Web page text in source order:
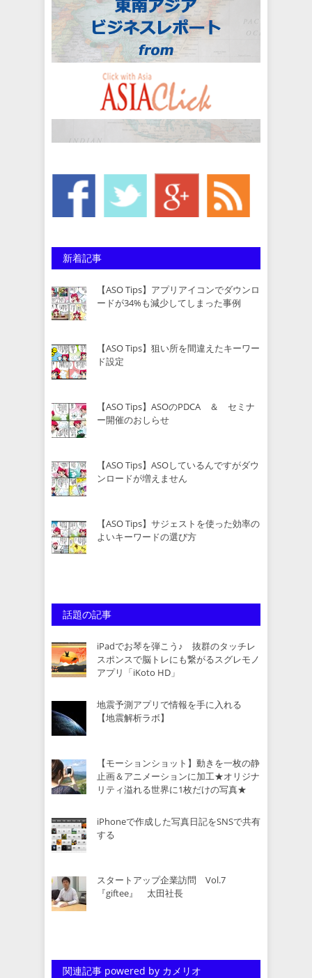
新着記事
【ASO Tips】アプリアイコンでダウンロ
ードが34%も減少してしまった事例
【ASO Tips】狙い所を間違えたキーワー
ド設定
【ASO Tips】ASOのPDCA ＆ セミナ
ー開催のおしらせ
【ASO Tips】ASOしているんですがダウ
ンロードが増えません
【ASO Tips】サジェストを使った効率の
よいキーワードの選び方
話題の記事
iPadでお琴を弾こう♪ 抜群のタッチレ
スポンスで脳トレにも繋がるスグレモノ
アプリ「iKoto HD」
地震予測アプリで情報を手に入れる
【地震解析ラボ】
【モーションショット】動きを一枚の静
止画＆アニメーションに加工★オリジナ
リティ溢れる世界に1枚だけの写真★
iPhoneで作成した写真日記をSNSで共有
する
スタートアップ企業訪問 Vol.7
『giftee』 太田社長
関連記事 powered by カメリオ